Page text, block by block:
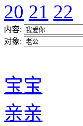
20 21 22
内容:
对象:
宝宝
亲亲